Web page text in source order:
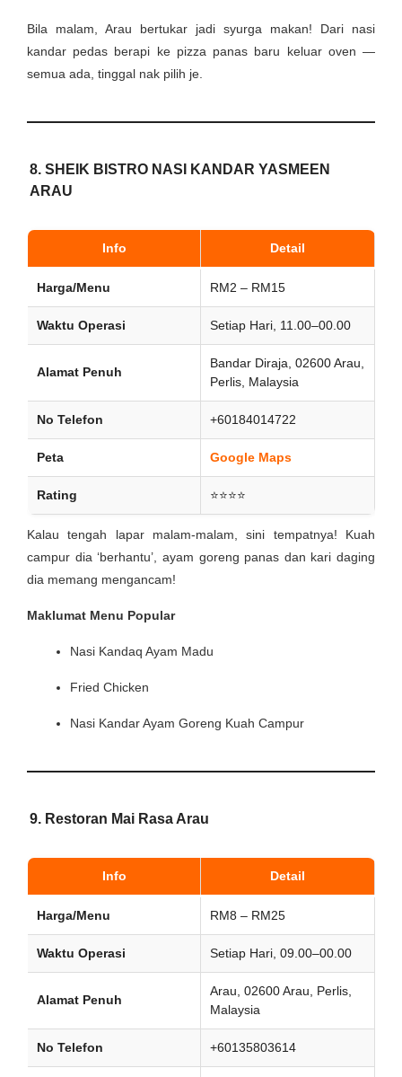
Bila malam, Arau bertukar jadi syurga makan! Dari nasi
kandar pedas berapi ke pizza panas baru keluar oven —
semua ada, tinggal nak pilih je.
8. SHEIK BISTRO NASI KANDAR YASMEEN
ARAU
Info Detail
Harga/Menu RM2 – RM15
Waktu Operasi Setiap Hari, 11.00–00.00
Alamat Penuh
Bandar Diraja, 02600 Arau,
Perlis, Malaysia
No Telefon +60184014722
Peta Google Maps
Rating ⭐⭐⭐⭐
Kalau tengah lapar malam-malam, sini tempatnya! Kuah
campur dia ‘berhantu’, ayam goreng panas dan kari daging
dia memang mengancam!
Maklumat Menu Popular
Nasi Kandaq Ayam Madu
Fried Chicken
Nasi Kandar Ayam Goreng Kuah Campur
9. Restoran Mai Rasa Arau
Info Detail
Harga/Menu RM8 – RM25
Waktu Operasi Setiap Hari, 09.00–00.00
Alamat Penuh
Arau, 02600 Arau, Perlis,
Malaysia
No Telefon +60135803614